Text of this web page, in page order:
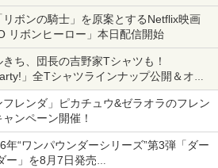
では「大神 絶景版」が67%オフで990円
ボンの騎士」を原案とするNetflix映画
リボンヒーロー」本日配信開始
ち、団長の吉野家Tシャツも！
」全Tシャツラインナップ公開＆オン
レンダ」ピカチュウ&ゼラオラのフレン
ンペーン開催！
“ワンパウンダーシリーズ”第3弾「ダー
ー」を8月7日発売